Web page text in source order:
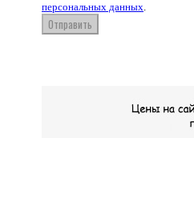
персональных данных.
Отправить